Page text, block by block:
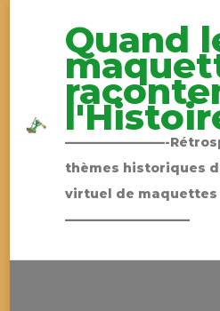
Quand
————————-
thèmes historiques
virtuel de maquettes
——————————